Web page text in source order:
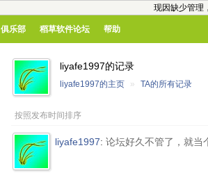
现因缺少管理
俱乐部 稻草软件论坛 帮助
liyafe1997的记录
liyafe1997的主页 » TA的所有记录
按照发布时间排序
liyafe1997: 论坛好久不管了，就当